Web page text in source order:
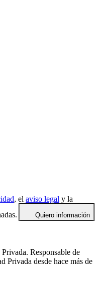
, el aviso legal y la
Quiero información
Responsable de
Privada desde hace más de